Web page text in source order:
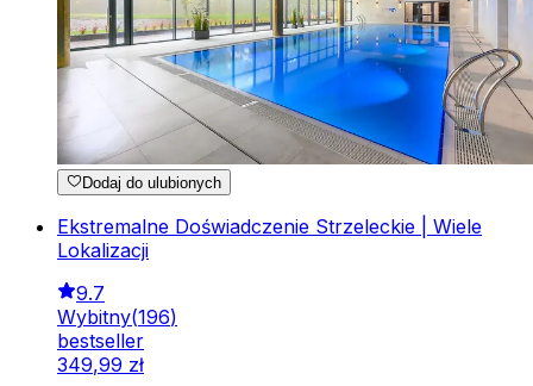
Dodaj do ulubionych
Ekstremalne Doświadczenie Strzeleckie | Wiele
Lokalizacji
9.7
Wybitny(196)
bestseller
349,99 zł